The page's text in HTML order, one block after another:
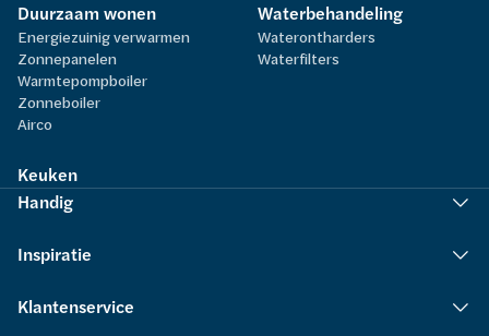
Duurzaam wonen
Energiezuinig verwarmen
Zonnepanelen
Warmtepompboiler
Zonneboiler
Airco
Waterbehandeling
Waterontharders
Waterfilters
Keuken
Handig
Inspiratie
Klantenservice